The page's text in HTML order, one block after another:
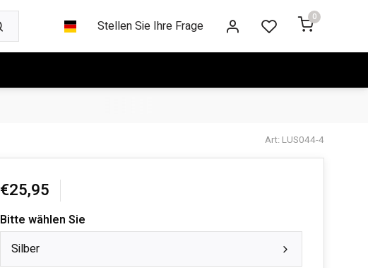
Stellen Sie Ihre Frage
0
Art: LUS044-4
€25,95
Bitte wählen Sie
Silber